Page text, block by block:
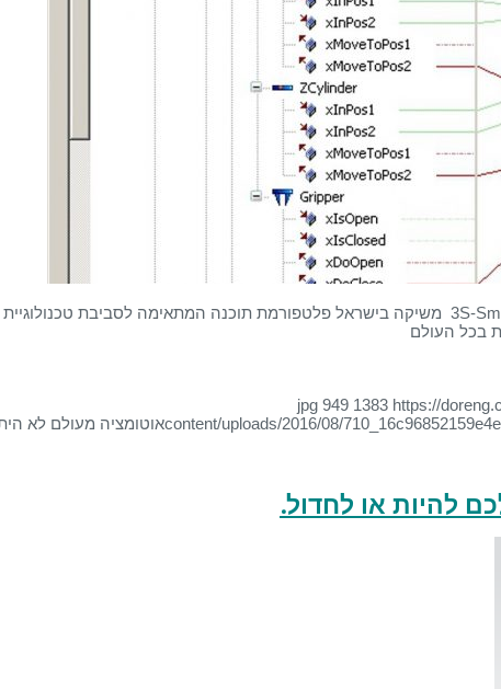
אוטומציה מעולם לא היתה פשוטה כל כך חברת 3S-Smart Software Solution משיקה בישראל פלטפורמת תוכנה המתאימה לסביבת טכנולוגיית
בכל העולם
949 1383 https://
content/uploads/2016/08/אוטומציה מעולם לא
להיות או לחדול.